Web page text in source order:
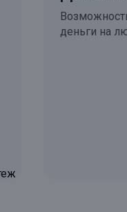
деньги на